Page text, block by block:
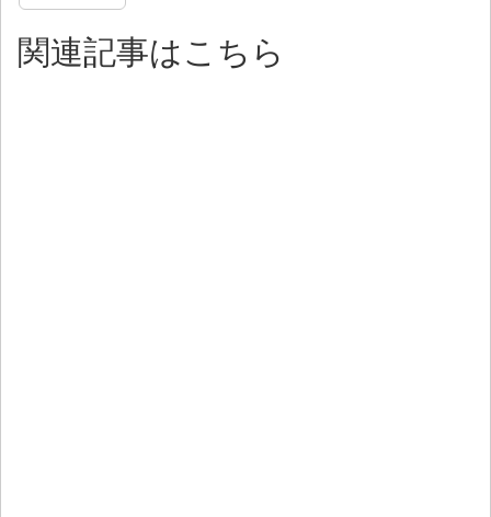
関連記事はこちら